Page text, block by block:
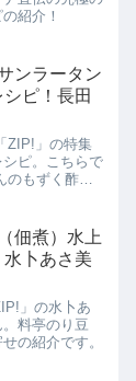
紹介！
ンラータン
ピ！長田
ZIP!」の特集
ピ。こちらで
のもずく酢で
佃煮）水上
卜あさ美
」の水卜あ
料亭のり豆
の紹介です。